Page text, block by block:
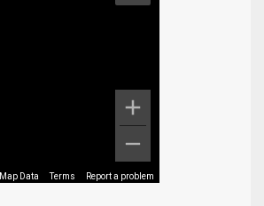
Map Data Terms Report a problem